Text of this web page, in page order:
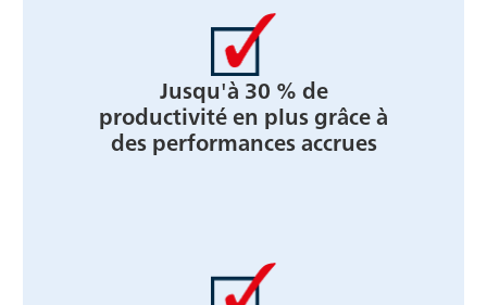
Jusqu'à 30 % de
productivité en plus grâce à
des performances accrues